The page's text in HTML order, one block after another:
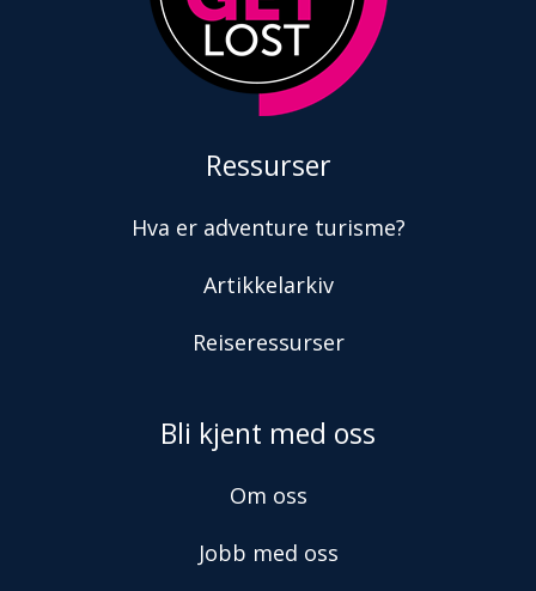
Ressurser
Hva er adventure turisme?
Artikkelarkiv
Reiseressurser
Bli kjent med oss
Om oss
Jobb med oss